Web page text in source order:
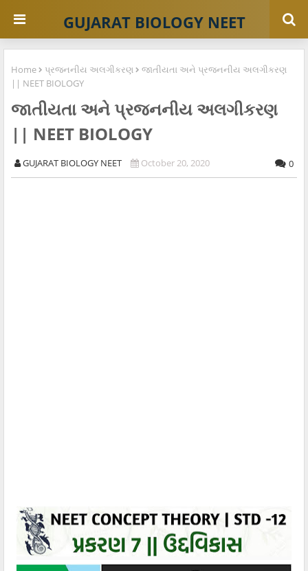
GUJARAT BIOLOGY NEET
Home પ્રજનનીય અલગીકરણ
જાતીયતા અને પ્રજનનીય અલગીકરણ
|| NEET BIOLOGY
જાતીયતા અને પ્રજનનીય અલગીકરણ
|| NEET BIOLOGY
GUJARAT BIOLOGY NEET October 20, 2020 0